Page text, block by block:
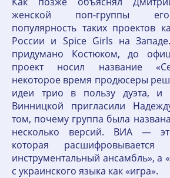
женской поп-группы его
популярность таких проектов
России и Spice Girls на
придумано Костюком, до
проект носил название
некоторое время продюсеры
идеи трио в пользу дуэта,
Винницкой пригласили
том, почему группа была
несколько версий. ВИА —
которая расшифровывается
инструментальный ансамбль», а
с украинского языка как «игра».